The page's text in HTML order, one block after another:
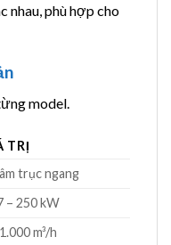
nhau, phù hợp cho
model.
TRỊ
trục ngang
– 250 kW
m³/h